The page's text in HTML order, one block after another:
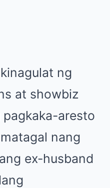
ng
at showbiz
aresto
nang
ex-husband